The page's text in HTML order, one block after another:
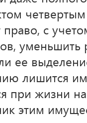
с
уменьшить
ее
лишится
при жизни
этим